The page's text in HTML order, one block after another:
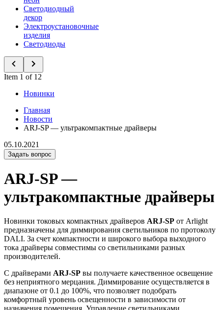
Светодиодный
декор
Электроустановочные
изделия
Светодиоды
Item 1 of 12
Новинки
Главная
Новости
ARJ-SP — ультракомпактные драйверы
05.10.2021
Задать вопрос
ARJ-SP —
ультракомпактные драйверы
Новинки токовых компактных драйверов ARJ-SP от Arlight
предназначены для диммирования светильников по протоколу
DALI. За счет компактности и широкого выбора выходного
тока драйверы совместимы со светильниками разных
производителей.
С драйверами ARJ-SP вы получаете качественное освещение
без неприятного мерцания. Диммирование осуществляется в
диапазоне от 0.1 до 100%, что позволяет подобрать
комфортный уровень освещенности в зависимости от
назначения помещения. Управление светильниками